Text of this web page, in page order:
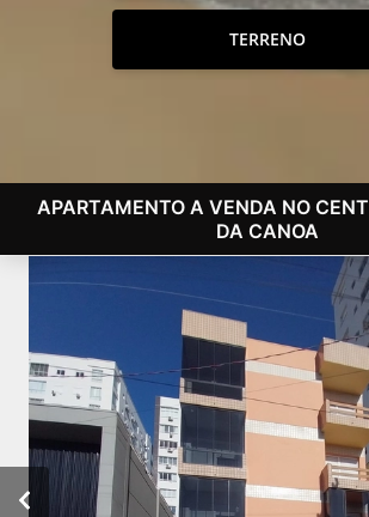
TERRENO
APARTAMENTO A VENDA NO
DA CANOA